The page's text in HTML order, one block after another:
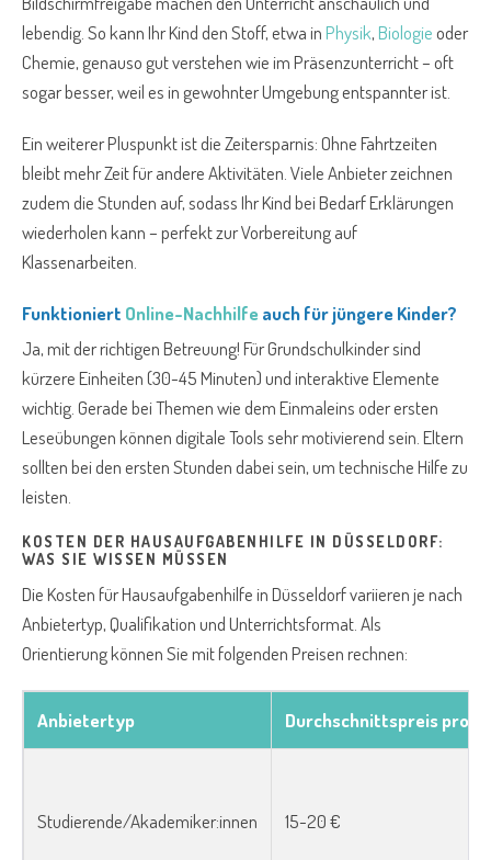
lebendig. So kann Ihr Kind den Stoff, etwa inPhysik,Biologieoder
Chemie, genauso gut verstehen wie im Präsenzunterricht – oft
sogar besser, weil es in gewohnter Umgebung entspannter ist.
Ein weiterer Pluspunkt ist die Zeitersparnis: Ohne Fahrtzeiten
bleibt mehr Zeit für andere Aktivitäten. Viele Anbieter zeichnen
zudem die Stunden auf, sodass Ihr Kind bei Bedarf Erklärungen
wiederholen kann – perfekt zur Vorbereitung auf
Klassenarbeiten.
Funktioniert Online-Nachhilfeauch für jüngere Kinder?
Ja, mit der richtigen Betreuung! Für Grundschulkinder sind
kürzere Einheiten (30-45 Minuten) und interaktive Elemente
wichtig. Gerade bei Themen wie dem Einmaleins oder ersten
Leseübungen können digitale Tools sehr motivierend sein. Eltern
sollten bei den ersten Stunden dabei sein, um technische Hilfe zu
leisten.
KOSTEN DER HAUSAUFGABENHILFE IN DÜSSELDORF:
WAS SIE WISSEN MÜSSEN
Die Kosten für Hausaufgabenhilfe in Düsseldorf variieren je nach
Anbietertyp, Qualifikation und Unterrichtsformat. Als
Orientierung können Sie mit folgenden Preisen rechnen:
Anbietertyp Durchschnittspreis pro
Studierende/Akademiker:innen 15-20 €